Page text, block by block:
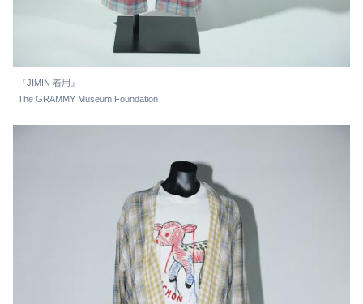
『JIMIN 着用』
The GRAMMY Museum Foundation